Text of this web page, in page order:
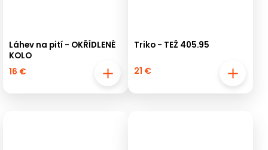
Láhev na pití - OKŘÍDLENÉ
KOLO
16 €
Triko - TEŽ 405.95
21 €